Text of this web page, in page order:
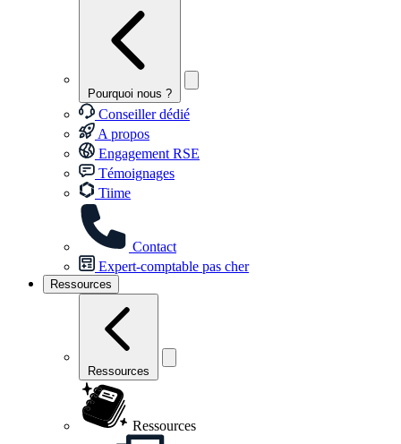
Pourquoi nous ?
Conseiller dédié
A propos
Engagement RSE
Témoignages
Tiime
Contact
Expert-comptable pas cher
Ressources
Ressources
Ressources